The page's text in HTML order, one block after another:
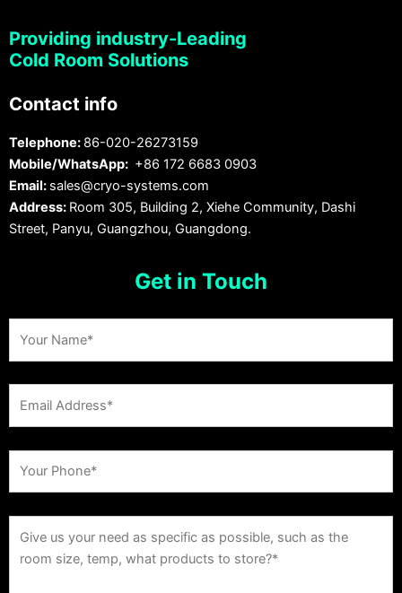
Providing industry-Leading
Cold Room Solutions
Contact info
Telephone: 86-020-26273159
Mobile/WhatsApp: +86 172 6683 0903
Email: sales@cryo-systems.com
Address: Room 305, Building 2, Xiehe Community, Dashi
Street, Panyu, Guangzhou, Guangdong.
Get in Touch